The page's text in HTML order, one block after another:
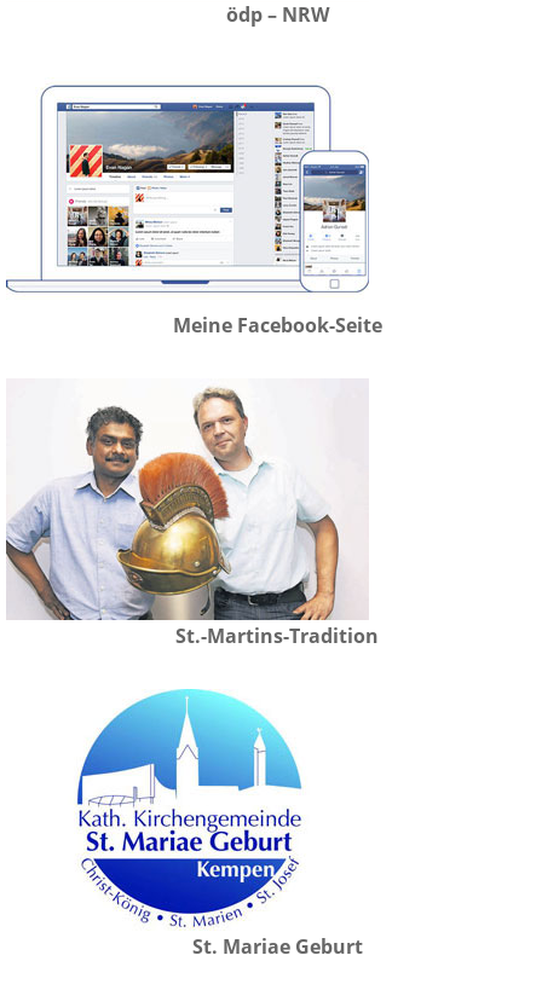
ödp – NRW
Meine Facebook-Seite
St.-Martins-Tradition
St. Mariae Geburt